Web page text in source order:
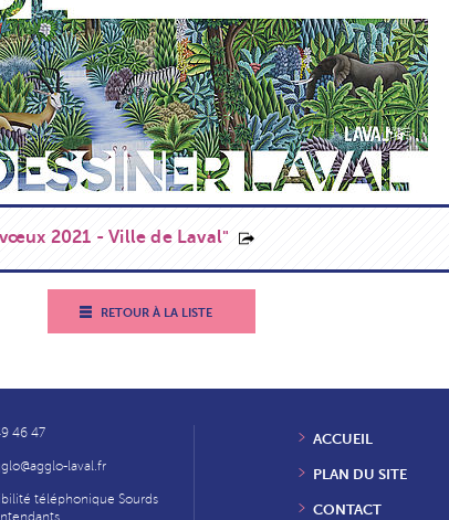
2021 - Ville de Laval"
RETOUR À LA LISTE
46 47
laval.fr
téléphonique Sourds
ACCUEIL
PLAN DU SITE
CONTACT